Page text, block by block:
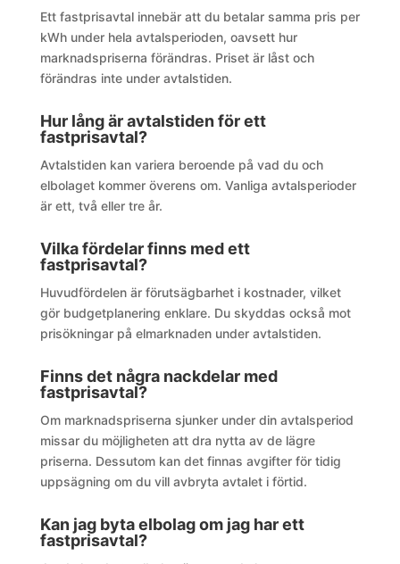
Ett fastprisavtal innebär att du betalar samma pris per
kWh under hela avtalsperioden, oavsett hur
marknadspriserna förändras. Priset är låst och
förändras inte under avtalstiden.
Hur lång är avtalstiden för ett
fastprisavtal?
Avtalstiden kan variera beroende på vad du och
elbolaget kommer överens om. Vanliga avtalsperioder
är ett, två eller tre år.
Vilka fördelar finns med ett
fastprisavtal?
Huvudfördelen är förutsägbarhet i kostnader, vilket
gör budgetplanering enklare. Du skyddas också mot
prisökningar på elmarknaden under avtalstiden.
Finns det några nackdelar med
fastprisavtal?
Om marknadspriserna sjunker under din avtalsperiod
missar du möjligheten att dra nytta av de lägre
priserna. Dessutom kan det finnas avgifter för tidig
uppsägning om du vill avbryta avtalet i förtid.
Kan jag byta elbolag om jag har ett
fastprisavtal?